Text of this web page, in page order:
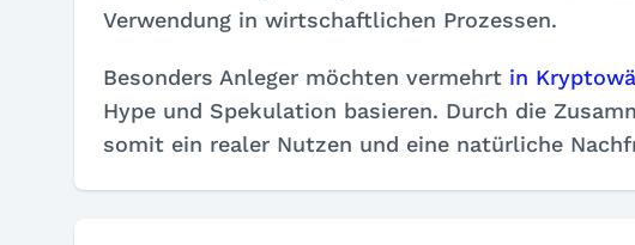
Verwendung in wirtschaftlichen Prozessen.
Besonders Anleger möchten vermehrt in
Hype und Spekulation basieren. Durch die
somit ein realer Nutzen und eine natürliche